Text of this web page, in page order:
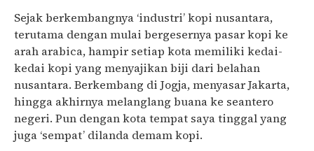
Sejak berkembangnya ‘industri’ kopi nusantara,
terutama dengan mulai bergesernya pasar kopi ke
arah arabica, hampir setiap kota memiliki kedai-
kedai kopi yang menyajikan biji dari belahan
nusantara. Berkembang di Jogja, menyasar Jakarta,
hingga akhirnya melanglang buana ke seantero
negeri. Pun dengan kota tempat saya tinggal yang
juga ‘sempat’ dilanda demam kopi.